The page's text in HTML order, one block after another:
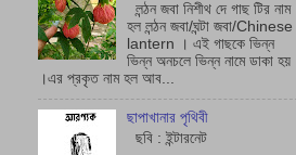
লন্ঠন জবা নিশীথ দে গাছ টির নাম
হল লন্ঠন জবা/ঘন্টা জবা/Chinese
lantern । এই গাছকে ভিন্ন
ভিন্ন অনচলে ভিন্ন নামে ডাকা হয়
।এর প্রকৃত নাম হল আব...
ছাপাখানার পৃথিবী
ছবি : ইন্টারনেট